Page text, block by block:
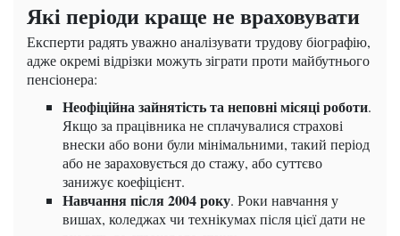
Які періоди краще не враховувати
Експерти радять уважно аналізувати трудову біографію,
адже окремі відрізки можуть зіграти проти майбутнього
пенсіонера:
Неофіційна зайнятість та неповні місяці роботи.
Якщо за працівника не сплачувалися страхові
внески або вони були мінімальними, такий період
або не зараховується до стажу, або суттєво
занижує коефіцієнт.
Навчання після 2004 року. Роки навчання у
вишах, коледжах чи технікумах після цієї дати не